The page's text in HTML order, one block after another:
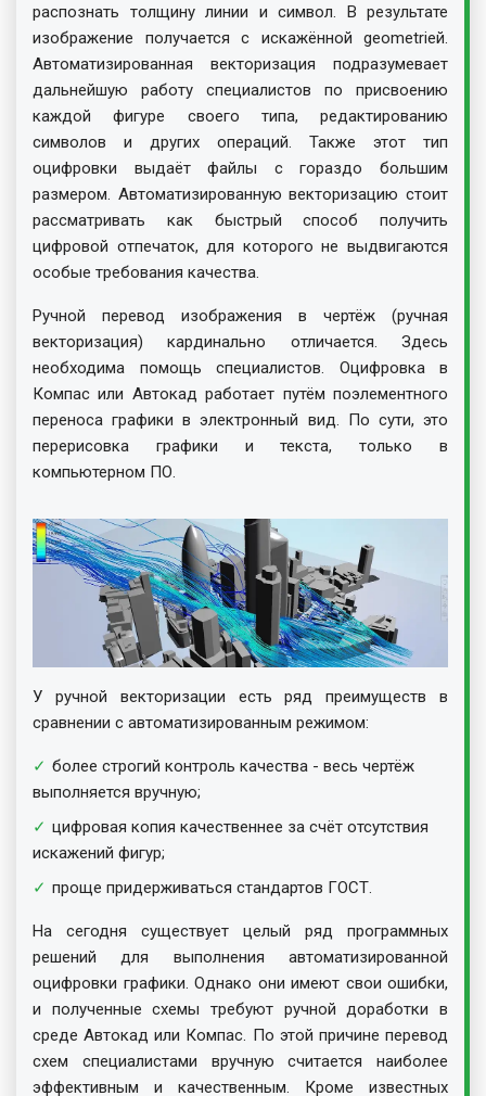
распознать толщину линии и символ. В результате
изображение получается с искажённой geometriей.
Автоматизированная векторизация подразумевает
дальнейшую работу специалистов по присвоению
каждой фигуре своего типа, редактированию
символов и других операций. Также этот тип
оцифровки выдаёт файлы с гораздо большим
размером. Автоматизированную векторизацию стоит
рассматривать как быстрый способ получить
цифровой отпечаток, для которого не выдвигаются
особые требования качества.
Ручной перевод изображения в чертёж (ручная
векторизация) кардинально отличается. Здесь
необходима помощь специалистов. Оцифровка в
Компас или Автокад работает путём поэлементного
переноса графики в электронный вид. По сути, это
перерисовка графики и текста, только в
компьютерном ПО.
У ручной векторизации есть ряд преимуществ в
сравнении с автоматизированным режимом:
более строгий контроль качества - весь чертёж
выполняется вручную;
цифровая копия качественнее за счёт отсутствия
искажений фигур;
проще придерживаться стандартов ГОСТ.
На сегодня существует целый ряд программных
решений для выполнения автоматизированной
оцифровки графики. Однако они имеют свои ошибки,
и полученные схемы требуют ручной доработки в
среде Автокад или Компас. По этой причине перевод
схем специалистами вручную считается наиболее
эффективным и качественным. Кроме известных